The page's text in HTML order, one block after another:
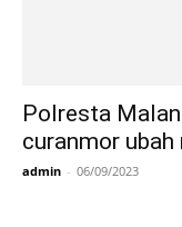
Polresta
curanmor ubah
admin - 06/09/2023